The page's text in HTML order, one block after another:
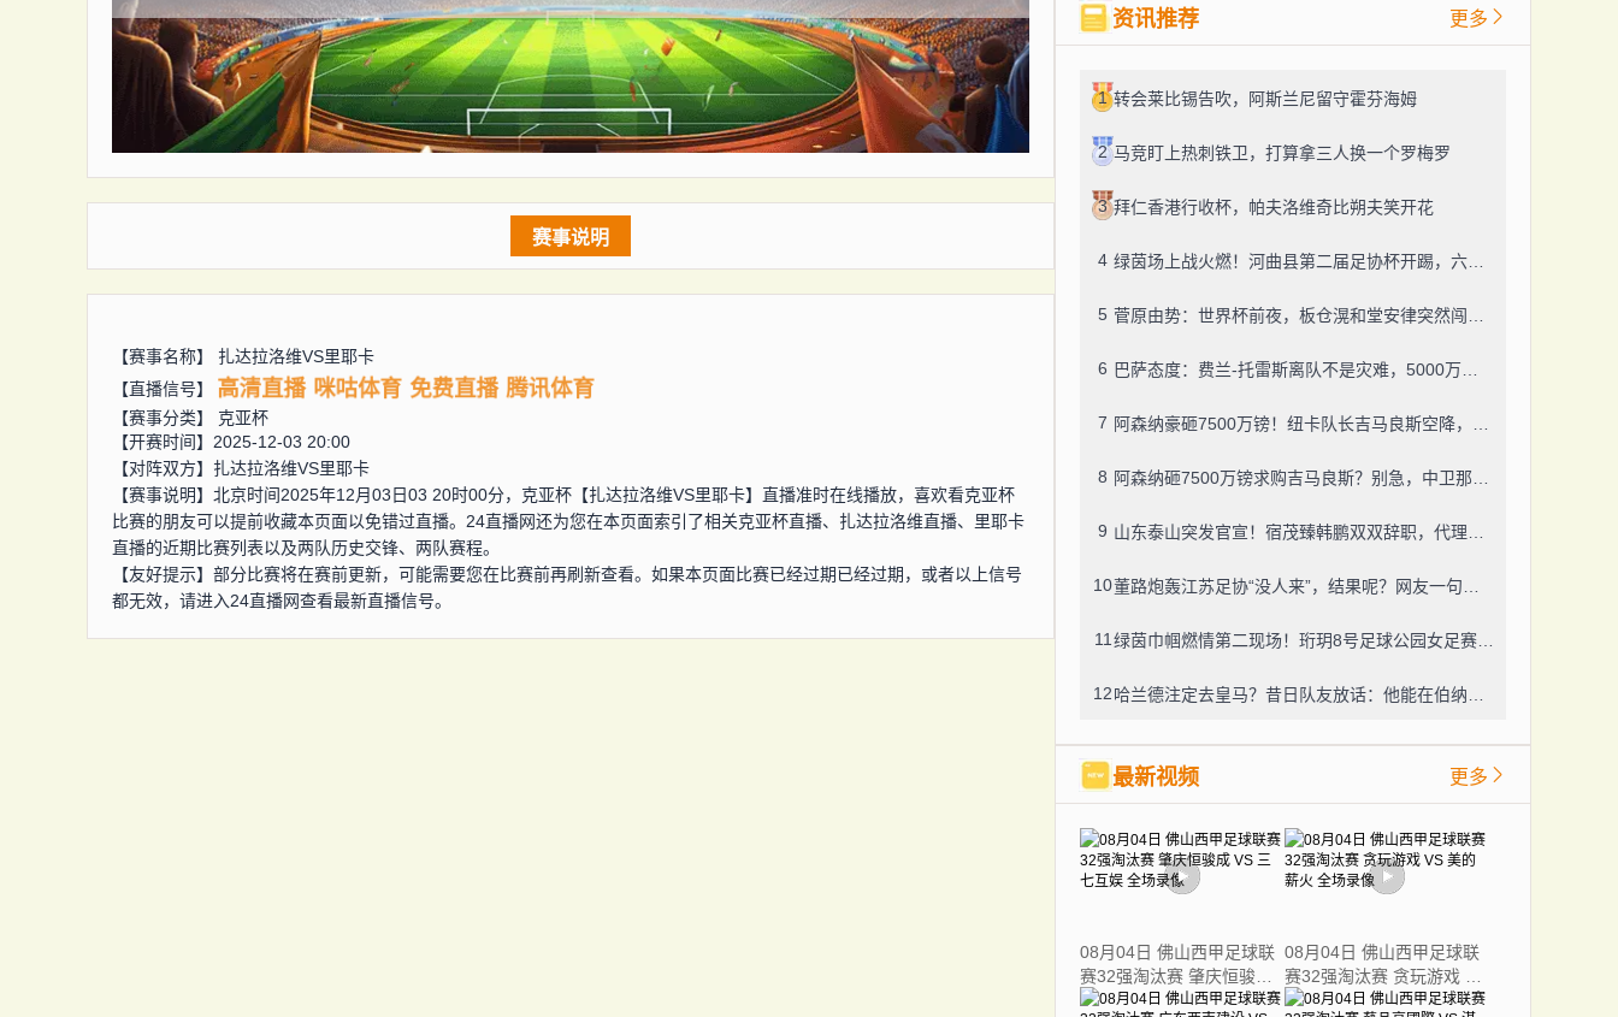
赛事说明
【赛事名称】 扎达拉洛维VS里耶卡
【直播信号】
高清直播 咪咕体育 免费直播 腾讯体育
【赛事分类】 克亚杯
【开赛时间】2025-12-03 20:00
【对阵双方】 扎达拉洛维VS里耶卡
【赛事说明】北京时间2025年12月03日03 20时00分，克亚杯【扎达拉洛维VS里耶卡】直播准时在线播放，喜欢看克亚杯
比赛的朋友可以提前收藏本页面以免错过直播。24直播网还为您在本页面索引了相关克亚杯直播、扎达拉洛维直播、里耶卡
直播的近期比赛列表以及两队历史交锋、两队赛程。
【友好提示】部分比赛将在赛前更新，可能需要您在比赛前再刷新查看。如果本页面比赛已经过期已经过期，或者以上信号
都无效，请进入24直播网查看最新直播信号。
资讯推荐 更多
1 转会莱比锡告吹，阿斯兰尼留守霍芬海姆
2 马竞盯上热刺铁卫，打算拿三人换一个罗梅罗
3 拜仁香港行收杯，帕夫洛维奇比朔夫笑开花
4
5
6
7
8
9
10
11
12
最新视频 更多
08月04日 佛山西甲足球联
赛32强淘汰赛 肇庆恒骏成
VS 三七互娱 全场录像
08月04日 佛山西甲足球联
赛32强淘汰赛 贪玩游戏 VS
美的薪火 全场录像